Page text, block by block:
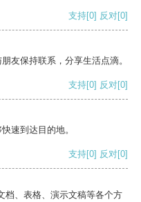
支持[0] 反对[0]
友保持联系，分享生活点滴。
支持[0] 反对[0]
速到达目的地。
支持[0] 反对[0]
档、表格、演示文稿等各个方